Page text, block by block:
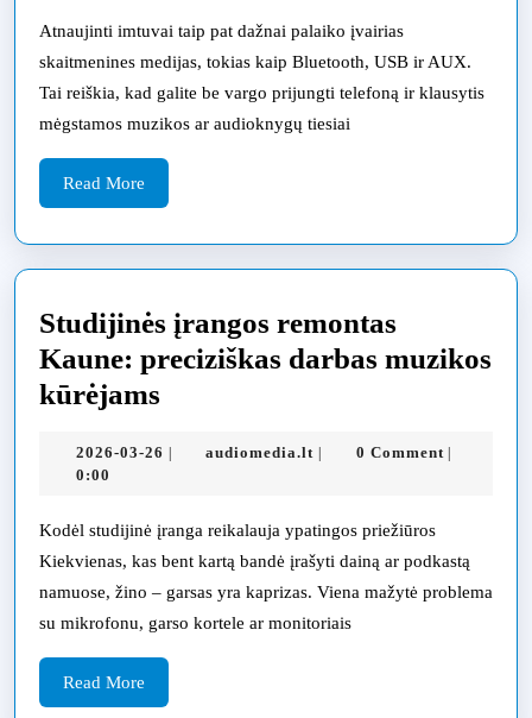
naują
gyvybę
jūsų
Kaune
Atnaujinti imtuvai taip pat dažnai palaiko įvairias
skaitmenines medijas, tokias kaip Bluetooth, USB ir AUX.
Tai reiškia, kad galite be vargo prijungti telefoną ir klausytis
mėgstamos muzikos ar audioknygų tiesiai
Read More
More
Studijinės įrangos remontas
Kaune: preciziškas darbas muzikos
kūrėjams
remontas
preciziškas
darbas
muzikos
2026-03-26 2026-audiomedia.lt audiomedia.lt
0 Comment
0:00
Kodėl studijinė įranga reikalauja ypatingos priežiūros
Kiekvienas, kas bent kartą bandė įrašyti dainą ar podkastą
namuose, žino – garsas yra kaprizas. Viena mažytė problema
su mikrofonu, garso kortele ar monitoriais
Read More
More